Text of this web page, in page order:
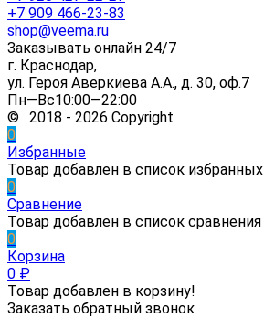
+7 909 466-23-83
shop@veema.ru
Заказывать онлайн 24/7
г. Краснодар,
ул. Героя Аверкиева А.А., д. 30, оф.7
Пн—Вс10:00—22:00
© 2018 - 2026 Copyright
0
Избранные
Товар добавлен в список избранных
0
Сравнение
Товар добавлен в список сравнения
0
Корзина
0 ₽
Товар добавлен в корзину!
Заказать обратный звонок